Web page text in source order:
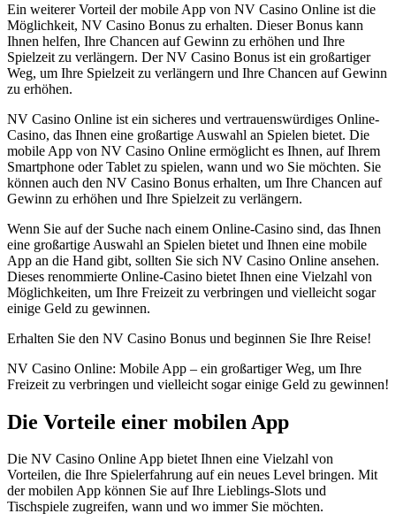
Ein weiterer Vorteil der mobile App von NV Casino Online ist die
Möglichkeit, NV Casino Bonus zu erhalten. Dieser Bonus kann
Ihnen helfen, Ihre Chancen auf Gewinn zu erhöhen und Ihre
Spielzeit zu verlängern. Der NV Casino Bonus ist ein großartiger
Weg, um Ihre Spielzeit zu verlängern und Ihre Chancen auf Gewinn
zu erhöhen.
NV Casino Online ist ein sicheres und vertrauenswürdiges Online-
Casino, das Ihnen eine großartige Auswahl an Spielen bietet. Die
mobile App von NV Casino Online ermöglicht es Ihnen, auf Ihrem
Smartphone oder Tablet zu spielen, wann und wo Sie möchten. Sie
können auch den NV Casino Bonus erhalten, um Ihre Chancen auf
Gewinn zu erhöhen und Ihre Spielzeit zu verlängern.
Wenn Sie auf der Suche nach einem Online-Casino sind, das Ihnen
eine großartige Auswahl an Spielen bietet und Ihnen eine mobile
App an die Hand gibt, sollten Sie sich NV Casino Online ansehen.
Dieses renommierte Online-Casino bietet Ihnen eine Vielzahl von
Möglichkeiten, um Ihre Freizeit zu verbringen und vielleicht sogar
einige Geld zu gewinnen.
Erhalten Sie den NV Casino Bonus und beginnen Sie Ihre Reise!
NV Casino Online: Mobile App – ein großartiger Weg, um Ihre
Freizeit zu verbringen und vielleicht sogar einige Geld zu gewinnen!
Die Vorteile einer mobilen App
Die NV Casino Online App bietet Ihnen eine Vielzahl von
Vorteilen, die Ihre Spielerfahrung auf ein neues Level bringen. Mit
der mobilen App können Sie auf Ihre Lieblings-Slots und
Tischspiele zugreifen, wann und wo immer Sie möchten.